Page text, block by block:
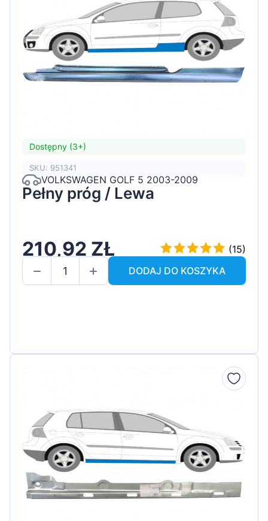
Dostępny (3+)
SKU: 951341
VOLKSWAGEN GOLF 5 2003-2009
Pełny próg / Lewa
210,92 ZŁ
(15)
DODAJ DO KOSZYKA